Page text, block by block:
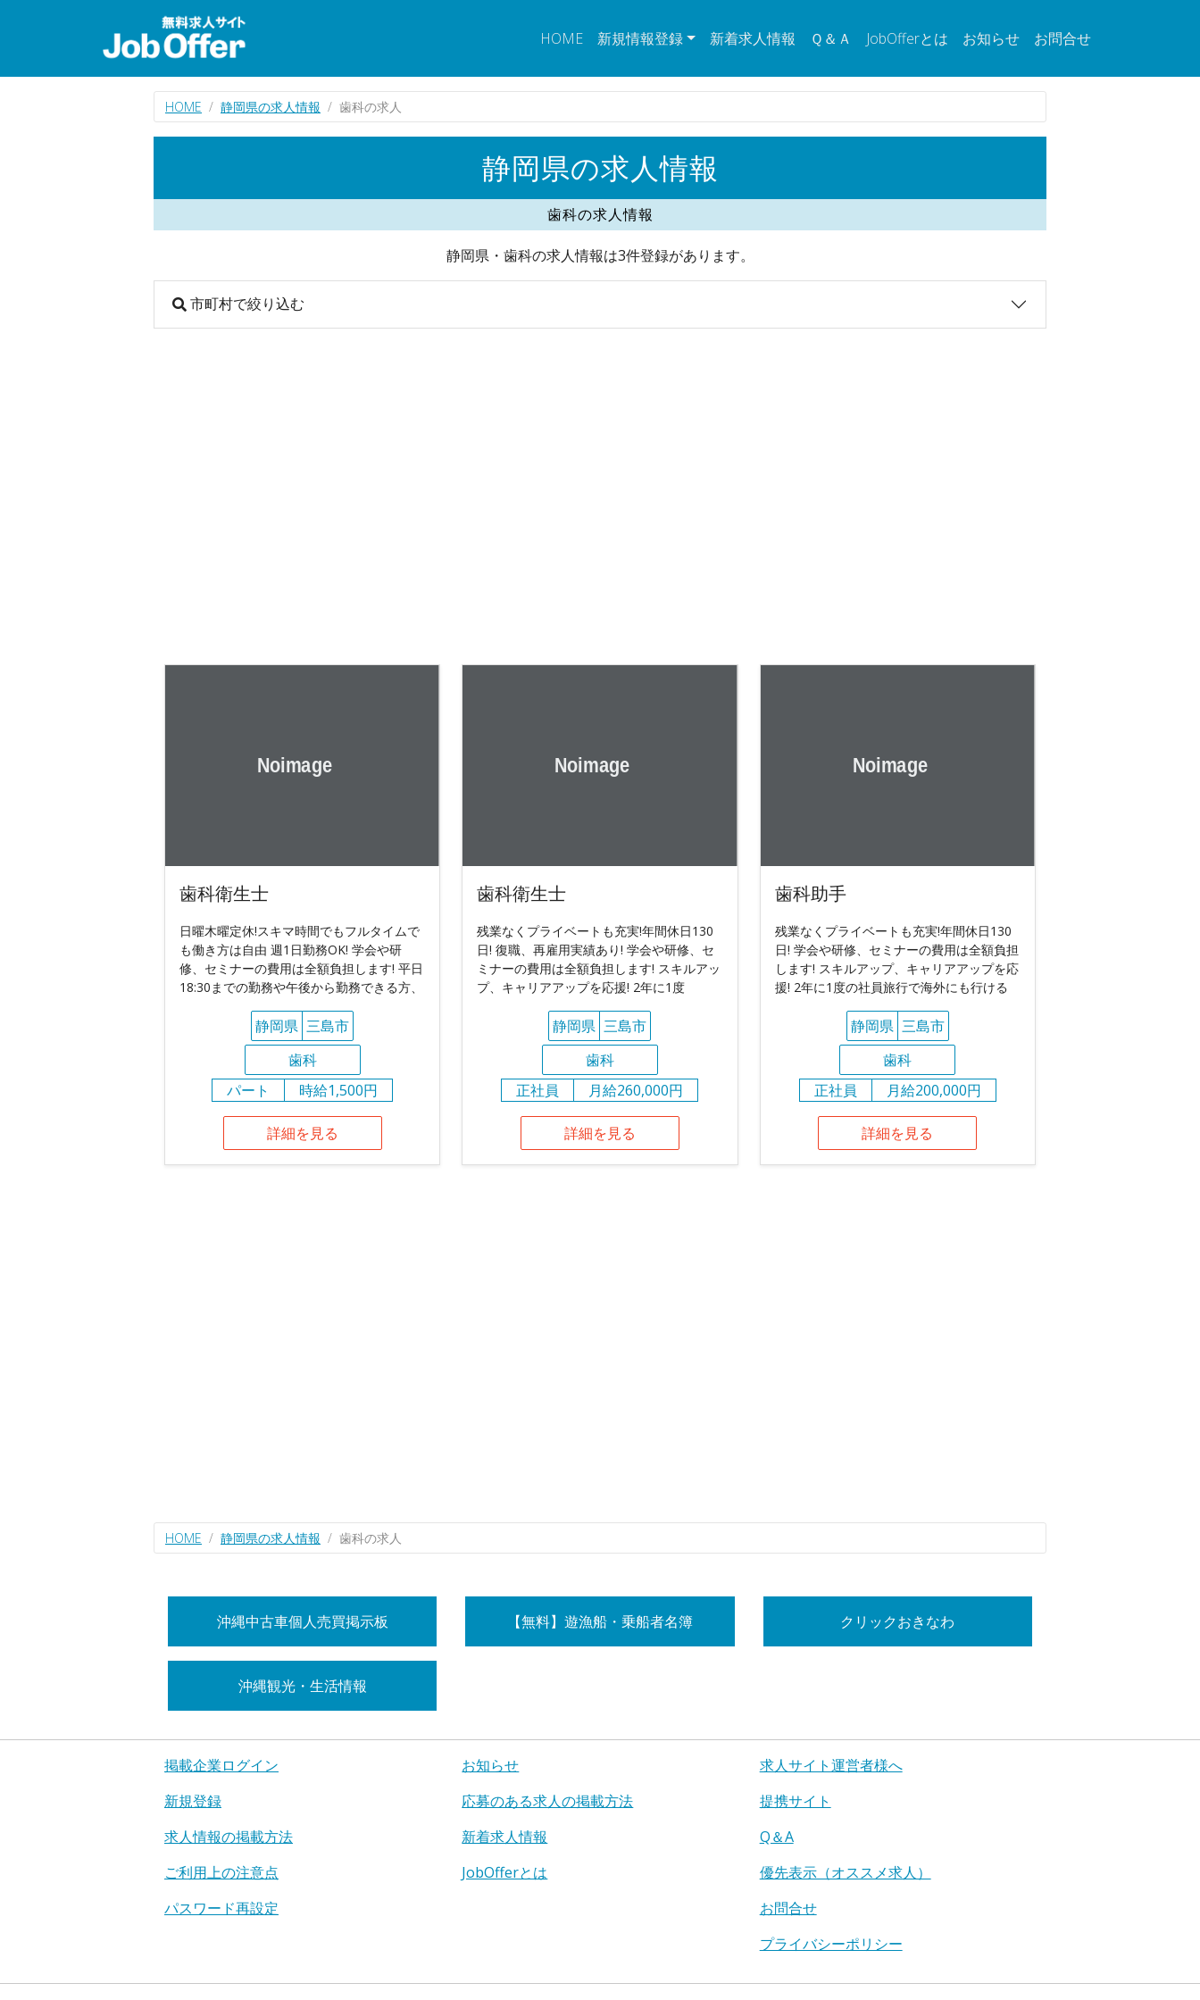
HOME 新規情報登録 新着求人情報 Ｑ＆Ａ JobOfferとは お知らせ お問合せ
HOME 静岡県の求人情報 歯科の求人
静岡県の求人情報
歯科の求人情報
静岡県・歯科の求人情報は3件登録があります。
市町村で絞り込む
歯科衛生士
日曜木曜定休!スキマ時間でもフルタイムで
も働き方は自由 週1日勤務OK! 学会や研
修、セミナーの費用は全額負担します! 平日
18:30までの勤務や午後から勤務できる方、
静岡県 三島市
歯科
パート
時給1,500円
詳細を見る
歯科衛生士
残業なくプライベートも充実!年間休日130
日! 復職、再雇用実績あり! 学会や研修、セ
ミナーの費用は全額負担します! スキルアッ
プ、キャリアアップを応援! 2年に1度
静岡県 三島市
歯科
正社員
月給260,000円
詳細を見る
歯科助手
残業なくプライベートも充実!年間休日130
日! 学会や研修、セミナーの費用は全額負担
します! スキルアップ、キャリアアップを応
援! 2年に1度の社員旅行で海外にも行ける
静岡県 三島市
歯科
正社員
月給200,000円
詳細を見る
HOME 静岡県の求人情報 歯科の求人
沖縄中古車個人売買掲示板 【無料】遊漁船・乗船者名簿 クリックおきなわ
沖縄観光・生活情報
掲載企業ログイン
新規登録
求人情報の掲載方法
ご利用上の注意点
パスワード再設定
お知らせ
応募のある求人の掲載方法
新着求人情報
JobOfferとは
求人サイト運営者様へ
提携サイト
Q＆A
優先表示（オススメ求人）
お問合せ
プライバシーポリシー